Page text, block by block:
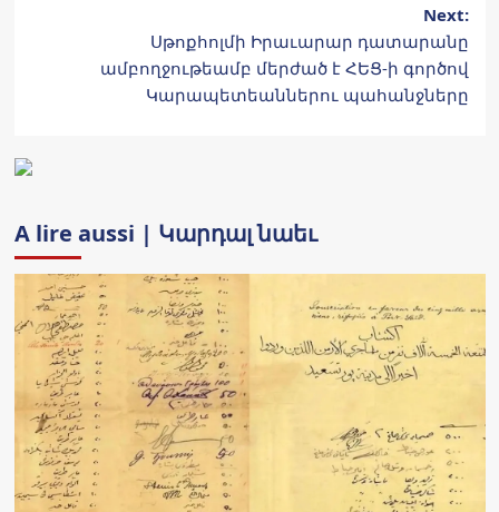
Next:
Սթոքհոլմի Իրաւարար դատարանը
ամբողջութեամբ մերժած է ՀԵՑ-ի գործով
Կարապետեաններու պահանջները
A lire aussi | Կարդալ նաեւ